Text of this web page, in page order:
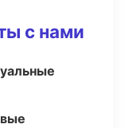
с нами